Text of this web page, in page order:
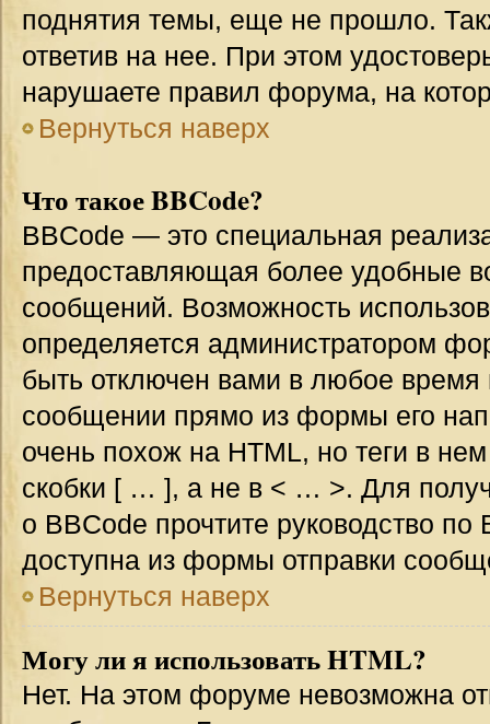
поднятия темы, еще не прошло.
ответив на нее. При этом
нарушаете правил форума, на
Вернуться наверх
Что такое BBCode?
BBCode — это специальная
предоставляющая более удобные
сообщений. Возможность
определяется администратором
быть отключен вами в любое
сообщении прямо из формы его
очень похож на HTML, но теги в
скобки [ … ], а не в < … >. Для
о BBCode прочтите руководство
доступна из формы отправки
Вернуться наверх
Могу ли я использовать HTML?
Нет. На этом форуме невозможна